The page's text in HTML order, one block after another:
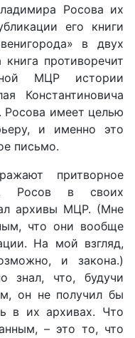
Росова их
его книги
в двух
противоречит
МЦР истории
Константиновича
Росова имеет целью
и именно это
письмо.
притворное
Росов в своих
архивы МЦР. (Мне
что они вообще
На мой взгляд,
и закона.)
знал, что, будучи
он не получил бы
в их архивах. Что
– это то, что